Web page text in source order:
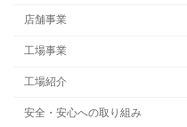
店舗事業
工場事業
工場紹介
安全・安心への取り組み